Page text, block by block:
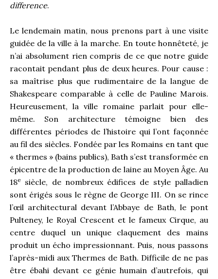
difference.
Le lendemain matin, nous prenons part à une visite
guidée de la ville à la marche. En toute honnêteté, je
n’ai absolument rien compris de ce que notre guide
racontait pendant plus de deux heures. Pour cause :
sa maîtrise plus que rudimentaire de la langue de
Shakespeare comparable à celle de Pauline Marois.
Heureusement, la ville romaine parlait pour elle-
même. Son architecture témoigne bien des
différentes périodes de l’histoire qui l’ont façonnée
au fil des siècles. Fondée par les Romains en tant que
« thermes » (bains publics), Bath s’est transformée en
épicentre de la production de laine au Moyen Âge. Au
18e siècle, de nombreux édifices de style palladien
sont érigés sous le règne de George III. On se rince
l’œil architectural devant l’Abbaye de Bath, le pont
Pulteney, le Royal Crescent et le fameux Cirque, au
centre duquel un unique claquement des mains
produit un écho impressionnant. Puis, nous passons
l’après-midi aux Thermes de Bath. Difficile de ne pas
être ébahi devant ce génie humain d’autrefois, qui